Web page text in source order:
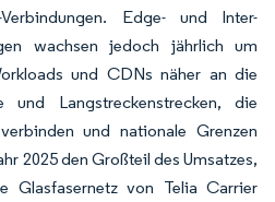
Edge- und Inter-
wachsen jedoch jährlich um
und CDNs näher an die
und Langstreckenstrecken, die
und nationale Grenzen
2025 den Großteil des Umsatzes,
Glasfasernetz von Telia Carrier